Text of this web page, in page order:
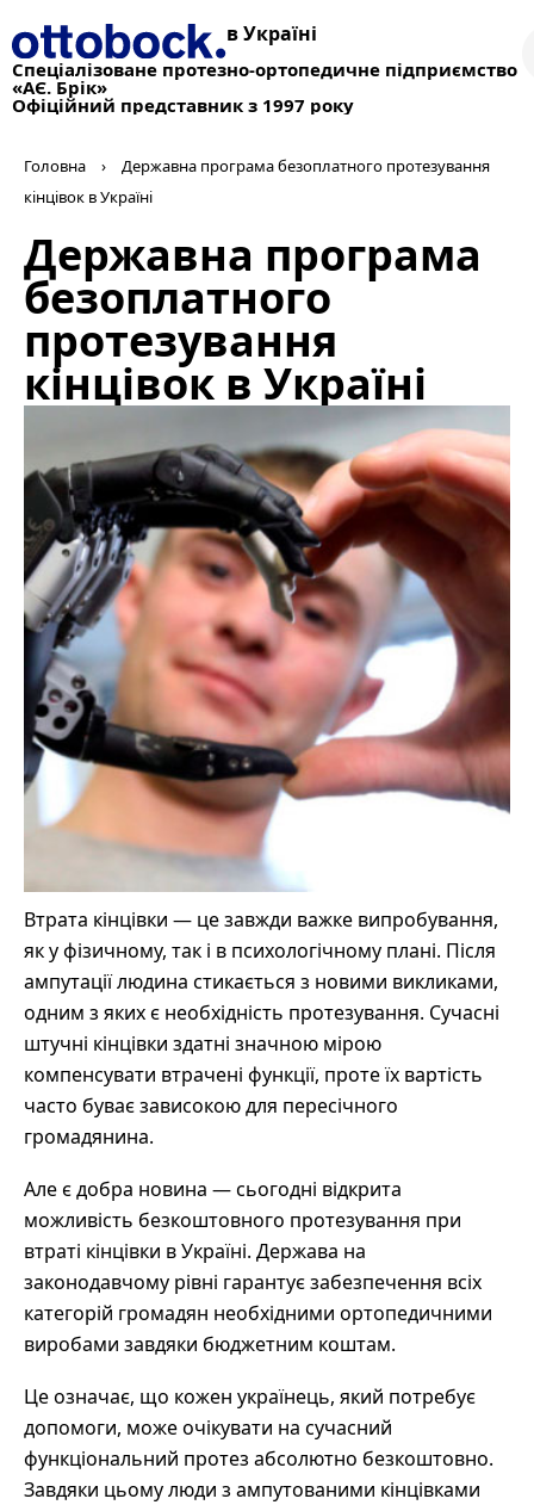
в Україні
Спеціалізоване протезно-ортопедичне підприємство
«АЄ. Брік»
Офіційний представник з 1997 року
Головна ›
Державна програма безоплатного протезування
кінцівок в Україні
Державна програма
безоплатного
протезування
кінцівок в Україні
Втрата кінцівки — це завжди важке випробування,
як у фізичному, так і в психологічному плані. Після
ампутації людина стикається з новими викликами,
одним з яких є необхідність протезування. Сучасні
штучні кінцівки здатні значною мірою
компенсувати втрачені функції, проте їх вартість
часто буває зависокою для пересічного
громадянина.
Але є добра новина ― сьогодні відкрита
можливість безкоштовного протезування при
втраті кінцівки в Україні. Держава на
законодавчому рівні гарантує забезпечення всіх
категорій громадян необхідними ортопедичними
виробами завдяки бюджетним коштам.
Це означає, що кожен українець, який потребує
допомоги, може очікувати на сучасний
функціональний протез абсолютно безкоштовно.
Завдяки цьому люди з ампутованими кінцівками